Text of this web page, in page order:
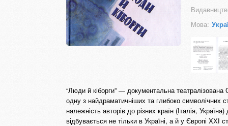
Мова:
“Люди й кіборги” — документальна театралізована
одну з найдраматичніших та глибоко символічних
належність авторів до різних країн (Італія,
відбувається не тільки в Україні, а й у Європі ХХІ